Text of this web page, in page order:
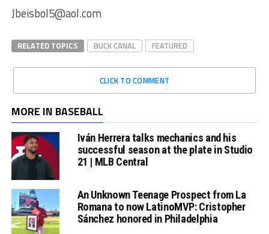
Jbeisbol5@aol.com
RELATED TOPICS BUCK CANAL FEATURED
CLICK TO COMMENT
MORE IN BASEBALL
Iván Herrera talks mechanics and his
successful season at the plate in Studio
21 | MLB Central
An Unknown Teenage Prospect from La
Romana to now LatinoMVP: Cristopher
Sánchez honored in Philadelphia